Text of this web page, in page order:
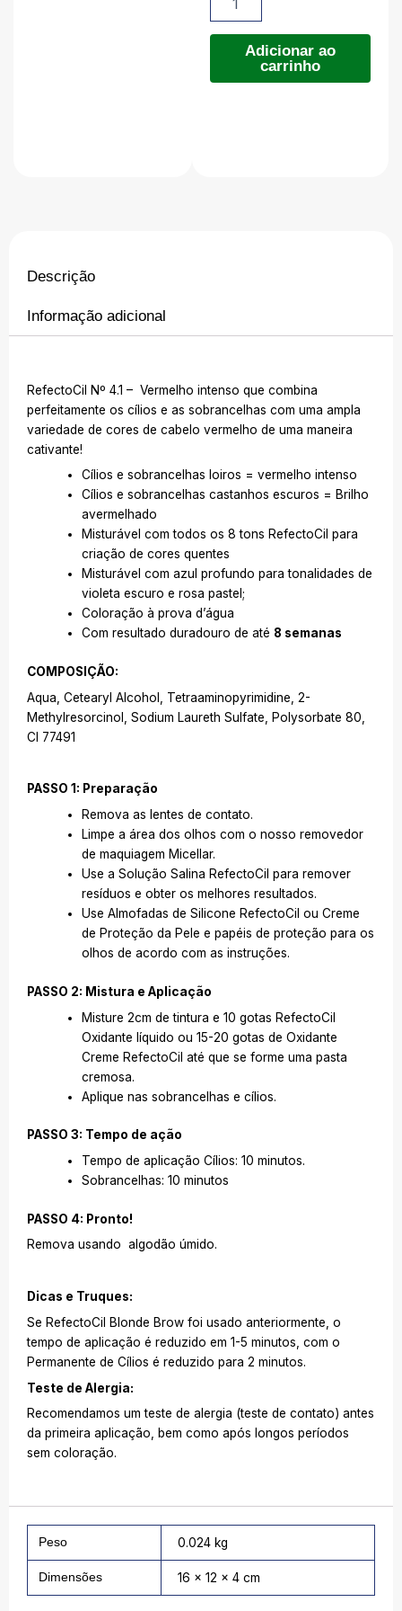
era:
é:
quantidade
Adicionar ao
carrinho
Descrição
Informação adicional
RefectoCil Nº 4.1 – Vermelho intenso que combina
perfeitamente os cílios e as sobrancelhas com uma ampla
variedade de cores de cabelo vermelho de uma maneira
cativante!
Cílios e sobrancelhas loiros = vermelho intenso
Cílios e sobrancelhas castanhos escuros = Brilho
avermelhado
Misturável com todos os 8 tons RefectoCil para
criação de cores quentes
Misturável com azul profundo para tonalidades de
violeta escuro e rosa pastel;
Coloração à prova d’água
Com resultado duradouro de até 8 semanas
COMPOSIÇÃO:
Aqua, Cetearyl Alcohol, Tetraaminopyrimidine, 2-
Methylresorcinol, Sodium Laureth Sulfate, Polysorbate 80,
CI 77491
PASSO 1: Preparação
Remova as lentes de contato.
Limpe a área dos olhos com o nosso removedor
de maquiagem Micellar.
Use a Solução Salina RefectoCil para remover
resíduos e obter os melhores resultados.
Use Almofadas de Silicone RefectoCil ou Creme
de Proteção da Pele e papéis de proteção para os
olhos de acordo com as instruções.
PASSO 2: Mistura e Aplicação
Misture 2cm de tintura e 10 gotas RefectoCil
Oxidante líquido ou 15-20 gotas de Oxidante
Creme RefectoCil até que se forme uma pasta
cremosa.
Aplique nas sobrancelhas e cílios.
PASSO 3: Tempo de ação
Tempo de aplicação Cílios: 10 minutos.
Sobrancelhas: 10 minutos
PASSO 4: Pronto!
Remova usando algodão úmido.
Dicas e Truques:
Se RefectoCil Blonde Brow foi usado anteriormente, o
tempo de aplicação é reduzido em 1-5 minutos, com o
Permanente de Cílios é reduzido para 2 minutos.
Teste de Alergia:
Recomendamos um teste de alergia (teste de contato) antes
da primeira aplicação, bem como após longos períodos
sem coloração.
Peso 0.024 kg
Dimensões 16 × 12 × 4 cm